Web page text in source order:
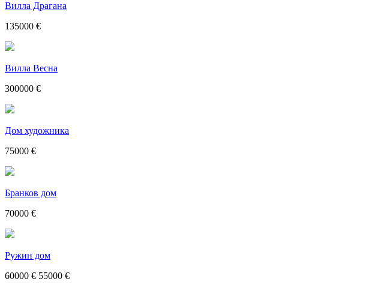
Вилла Драгана
135000 €
Вилла Весна
300000 €
Дом художника
75000 €
Бранков дом
70000 €
Ружин дом
60000 € 55000 €